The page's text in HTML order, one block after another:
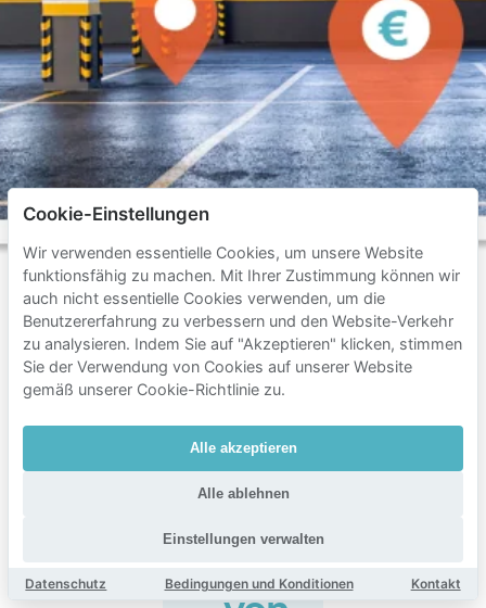
Häufig
gestellte
Fragen
zum
Parken
der
Nähe
Cookie-Einstellungen
Wir verwenden essentielle Cookies, um unsere Website
funktionsfähig zu machen. Mit Ihrer Zustimmung können wir
auch nicht essentielle Cookies verwenden, um die
Benutzererfahrung zu verbessern und den Website-Verkehr
zu analysieren. Indem Sie auf "Akzeptieren" klicken, stimmen
Sie der Verwendung von Cookies auf unserer Website
gemäß unserer Cookie-Richtlinie zu.
Alle akzeptieren
Alle ablehnen
Einstellungen verwalten
Datenschutz Bedingungen und Konditionen Kontakt